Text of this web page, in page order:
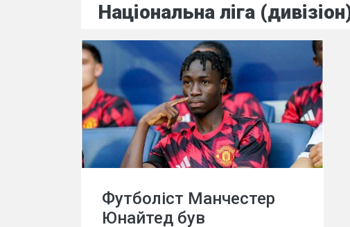
Національна ліга
Футболіст Манчестер
Юнайтед був